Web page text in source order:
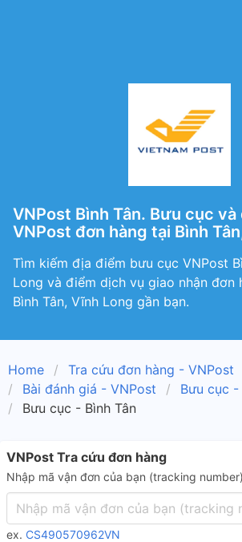
VNPost Bình Tân. Bưu cục và
VNPost đơn hàng tại Bình
Tìm kiếm địa điểm bưu cục VNPost
Long và điểm dịch vụ giao nhận đơn
Bình Tân, Vĩnh Long gần bạn.
Home
Tra cứu đơn hàng - VNPost
Bài đánh giá - VNPost
Bưu cục
Bưu cục - Bình Tân
VNPost Tra cứu đơn hàng
Nhập mã vận đơn của bạn (tracking number)
ex. CS490570962VN